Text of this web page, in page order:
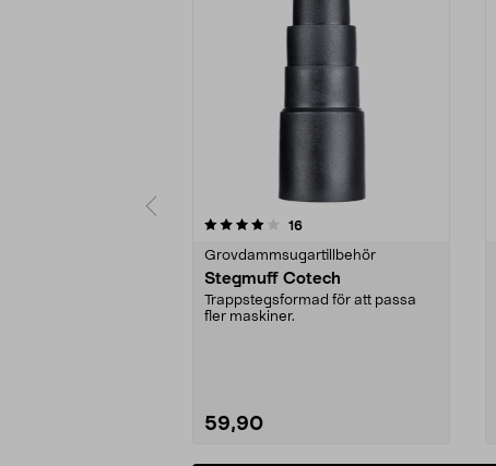
16recensioner
Grovdammsugartillbehör
Stegmuff Cotech
Trappstegsformad för att passa
fler maskiner.
59,90
4.0av 5 stjärnor